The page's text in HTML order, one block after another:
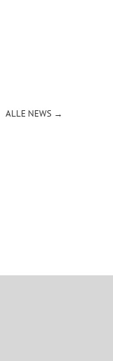
ALLE NEWS →